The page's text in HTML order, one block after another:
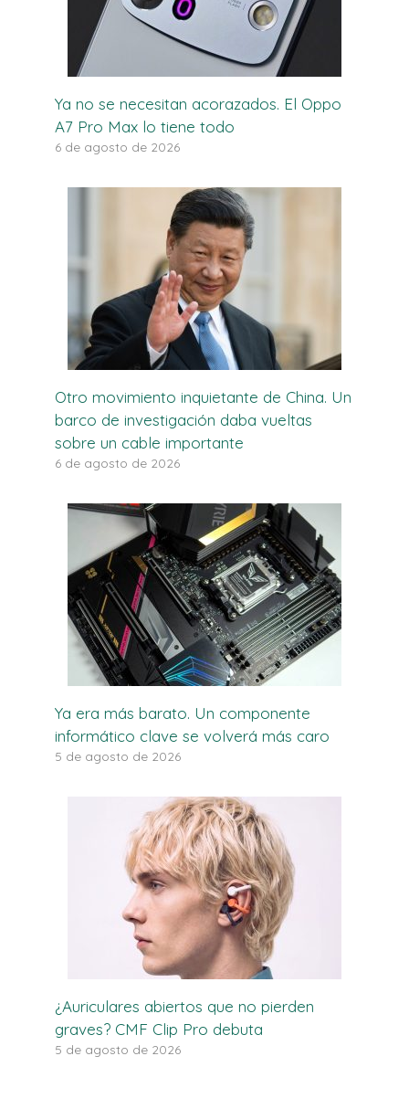
Ya no se necesitan acorazados. El Oppo
A7 Pro Max lo tiene todo
6 de agosto de 2026
Otro movimiento inquietante de China. Un
barco de investigación daba vueltas
sobre un cable importante
6 de agosto de 2026
Ya era más barato. Un componente
informático clave se volverá más caro
5 de agosto de 2026
¿Auriculares abiertos que no pierden
graves? CMF Clip Pro debuta
5 de agosto de 2026